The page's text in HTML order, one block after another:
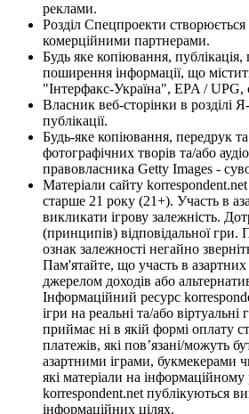
реклами.
Розділ Спецпроекти створюється
комерційними партнерами.
Будь яке копіювання,
поширення інформації, що
"Інтерфакс-Україна", EPA / UPG,
Власник веб-сторінки в розділі
публікації.
Будь-яке копіювання, передрук
фотографічних творів та/або
правовласника Getty Images -
Матеріали сайту korrespondent.net
старше 21 року (21+). Участь в
викликати ігрову залежність.
(принципів) відповідальної
ознак залежності негайно
Пам'ятайте, що участь в
джерелом доходів або
Інформаційний ресурс
ігри на реальні та/або
приймає ні в якій формі оплату
платежів, які пов’язані/можуть
азартними іграми, букмекерами
які матеріали на інформаційному
korrespondent.net публікуються
інформаційних цілях.